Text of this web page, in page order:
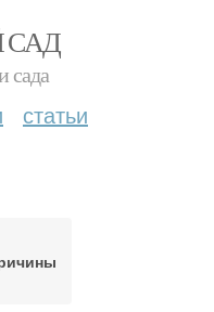
САД
сада
статьи